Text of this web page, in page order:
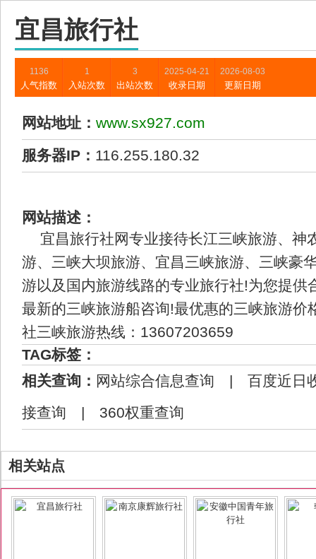
宜昌旅行社
1136
人气指数
1
入站次数
3
出站次数
2025-04-21
收录日期
2026-08-03
更新日期
网站地址： www.sx927.com
服务器IP： 116.255.180.32
网站描述：
宜昌旅行社网专业接待长江三峡旅游、神
游、三峡大坝旅游、宜昌三峡旅游、三峡豪
游以及国内旅游线路的专业旅行社!为您提供
最新的三峡旅游船咨询!最优惠的三峡旅游价
社三峡旅游热线：13607203659
TAG标签：
相关查询： 网站综合信息查询 | 百度近日
接查询 | 360权重查询
相关站点